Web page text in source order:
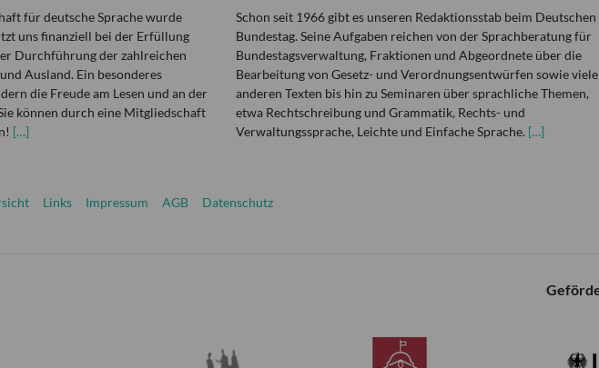
für deutsche Sprache wurde
uns finanziell bei der Erfüllung
Durchführung der zahlreichen
Ausland. Ein besonderes
die Freude am Lesen und an der
können durch eine Mitgliedschaft
[…]
Schon seit 1966 gibt es unseren Redaktionsstab beim Deutschen
Bundestag. Seine Aufgaben reichen von der Sprachberatung für
Bundestagsverwaltung, Fraktionen und Abgeordnete über die
Bearbeitung von Gesetz- und Verordnungsentwürfen sowie
anderen Texten bis hin zu Seminaren über sprachliche Themen,
etwa Rechtschreibung und Grammatik, Rechts- und
Verwaltungssprache, Leichte und Einfache Sprache. […]
Links Impressum AGB Datenschutz